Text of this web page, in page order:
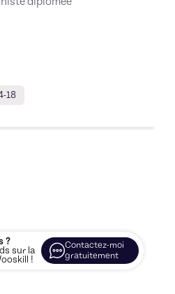
18
?
sur la
!
Contactez-moi
gratuitement